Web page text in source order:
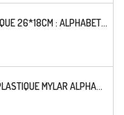
POCHOIR PLASTIQUE 26*18CM : ALPHABET (01)
POCHOIR A4 EN PLASTIQUE MYLAR ALPHABET ARABE 25 MM